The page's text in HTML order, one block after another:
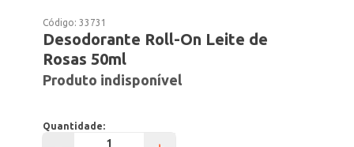
Código:33731
Desodorante Roll-On Leite de
Rosas 50ml
Produto indisponível
Quantidade: